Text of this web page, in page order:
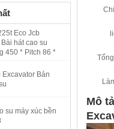
Eco Jcb
hát cao su
450 * Pitch 86 *
Excavator Bản
su máy xúc bền
Mô